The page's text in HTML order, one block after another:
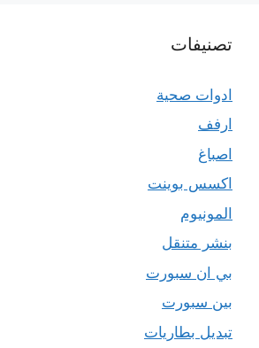
تصنيفات
ادوات صحية
ارفف
اصباغ
اكسس بوينت
المونيوم
بنشر متنقل
بي ان سبورت
بين سبورت
تبديل بطاريات